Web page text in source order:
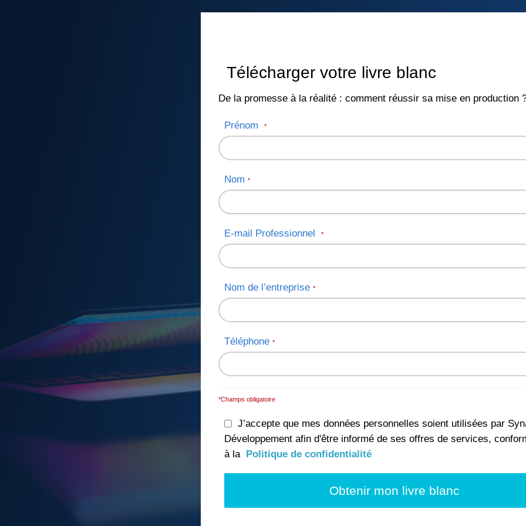
Télécharger votre livre blanc
De la promesse à la réalité : comment réussir sa mise en production
Prénom *
Nom *
E-mail Professionnel *
Nom de l’entreprise *
Téléphone *
*Champs obligatoire
J’accepte que mes données personnelles soient utilisées par
Développement afin d'être informé de ses offres de services,
à la Politique de confidentialité